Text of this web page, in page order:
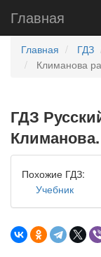
Главная
Главная ГДЗ
Климанова
ГДЗ
Похожие ГДЗ:
Учебник